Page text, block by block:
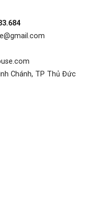
Chánh, TP Thủ Đức